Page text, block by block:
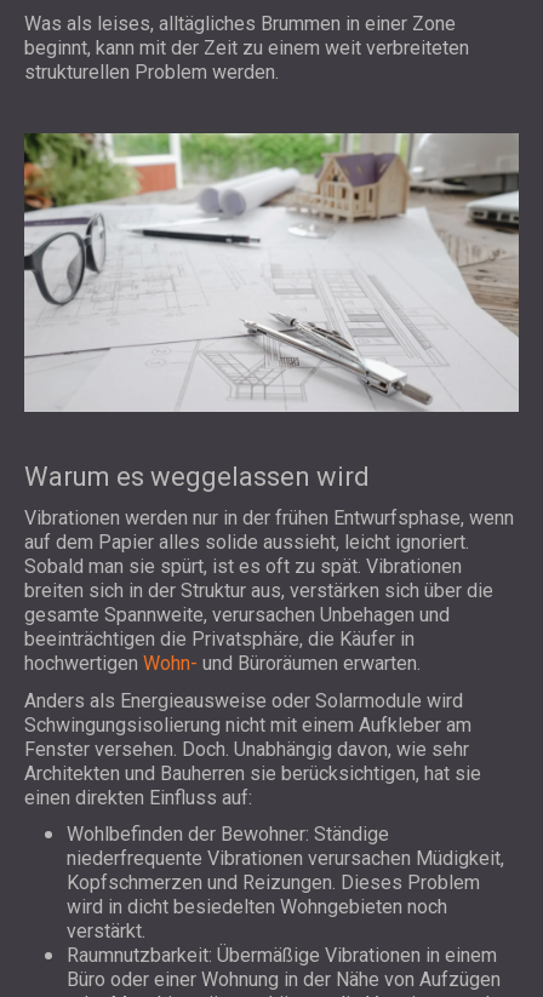
Was als leises, alltägliches Brummen in einer Zone
beginnt, kann mit der Zeit zu einem weit verbreiteten
strukturellen Problem werden.
Warum es weggelassen wird
Vibrationen werden nur in der frühen Entwurfsphase, wenn
auf dem Papier alles solide aussieht, leicht ignoriert.
Sobald man sie spürt, ist es oft zu spät. Vibrationen
breiten sich in der Struktur aus, verstärken sich über die
gesamte Spannweite, verursachen Unbehagen und
beeinträchtigen die Privatsphäre, die Käufer in
hochwertigen Wohn- und Büroräumen erwarten.
Anders als Energieausweise oder Solarmodule wird
Schwingungsisolierung nicht mit einem Aufkleber am
Fenster versehen. Doch. Unabhängig davon, wie sehr
Architekten und Bauherren sie berücksichtigen, hat sie
einen direkten Einfluss auf:
Wohlbefinden der Bewohner: Ständige
niederfrequente Vibrationen verursachen Müdigkeit,
Kopfschmerzen und Reizungen. Dieses Problem
wird in dicht besiedelten Wohngebieten noch
verstärkt.
Raumnutzbarkeit: Übermäßige Vibrationen in einem
Büro oder einer Wohnung in der Nähe von Aufzügen